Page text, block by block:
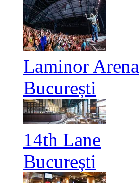
Laminor Arena
București
14th Lane
București